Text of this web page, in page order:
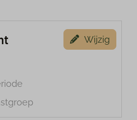
Wijzig